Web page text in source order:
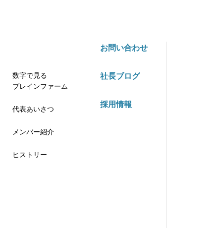
数字で見る
ブレインファーム
代表あいさつ
メンバー紹介
ヒストリー
お問い合わせ
社長ブログ
採用情報